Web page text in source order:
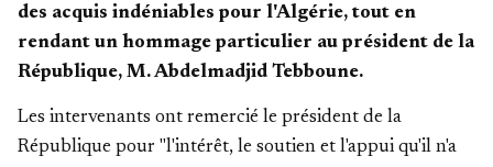
des acquis indéniables pour l'Algérie, tout en
rendant un hommage particulier au président de la
République, M. Abdelmadjid Tebboune.
Les intervenants ont remercié le président de la
République pour "l'intérêt, le soutien et l'appui qu'il n'a